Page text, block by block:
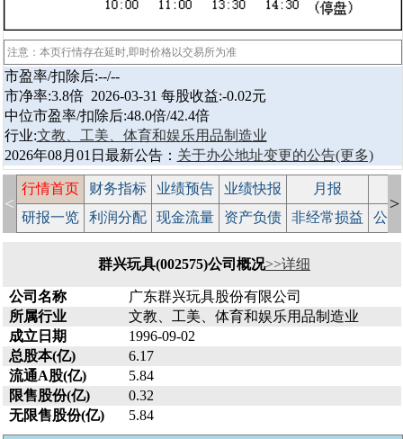
注意：本页行情存在延时,即时价格以交易所为准
市盈率/扣除后:--/--
市净率:3.8倍 2026-03-31 每股收益:-0.02元
中位市盈率/扣除后:48.0倍/42.4倍
行业:文教、工美、体育和娱乐用品制造业
2026年08月01日最新公告： 关于办公地址变更的公告(更多)
<
行情首页 财务指标 业绩预告 业绩快报 月报
研报一览
利润分配 现金流量 资产负债 非经常损益 公
>
群兴玩具(002575)公司概况>>详细
公司名称
广东群兴玩具股份有限公司
所属行业
文教、工美、体育和娱乐用品制造业
成立日期
1996-09-02
总股本(亿)
6.17
流通A股(亿)
5.84
限售股份(亿)
0.32
无限售股份(亿)
5.84